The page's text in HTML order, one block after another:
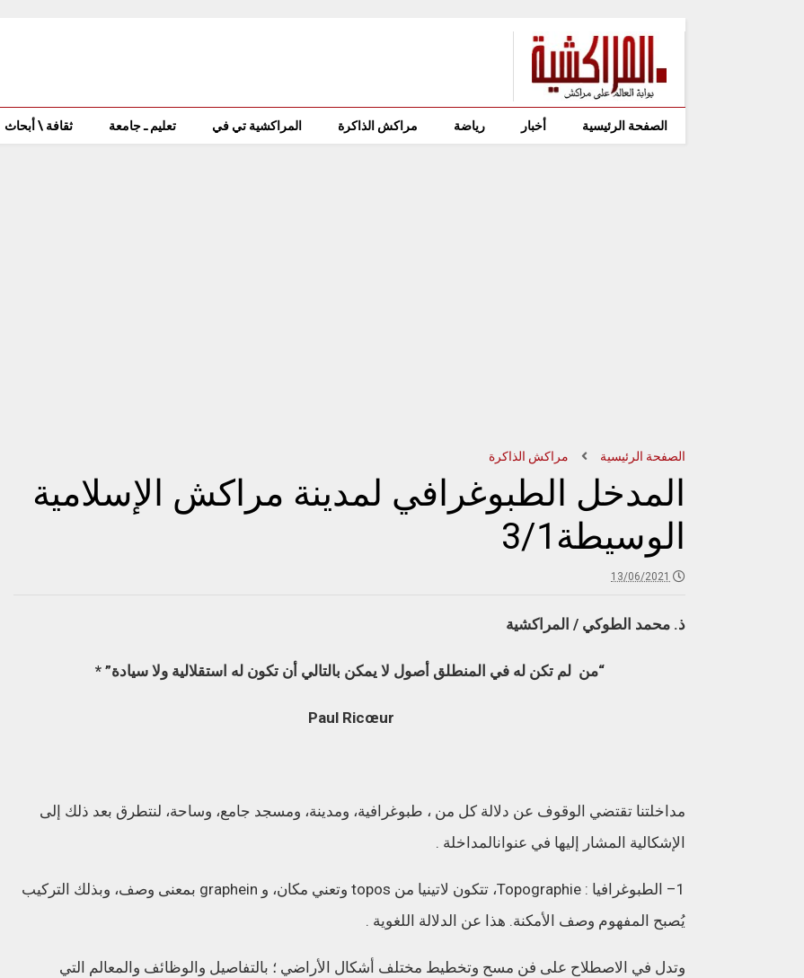
الصفحة الرئيسية أخبار رياضة مراكش الذاكرة المراكشية تي في تعليم ـ جامعة ثقافة \ أبحاث
الصفحة الرئيسية مراكش الذاكرة
المدخل الطبوغرافي لمدينة مراكش الإسلامية
الوسيطة3/1
13/06/2021
ذ. محمد الطوكي / المراكشية
“من لم تكن له في المنطلق أصول لا يمكن بالتالي أن تكون له استقلالية ولا سيادة” *
Paul Ricœur
مداخلتنا تقتضي الوقوف عن دلالة كل من ، طبوغرافية، ومدينة، ومسجد جامع، وساحة، لنتطرق بعد ذلك إلى
الإشكالية المشار إليها في عنوانالمداخلة .
1
– الطبوغرافيا : Topographie ، تتكون لاتينيا من وتعني مكان، و بمعنى وصف، وبذلك التركيب
يُصبح المفهوم وصف الأمكنة. هذا عن الدلالة اللغوية .
وتدل في الاصطلاح على فن مسح وتخطيط مختلف أشكال الأراضي ؛ بالتفاصيل والوظائف والمعالم التي